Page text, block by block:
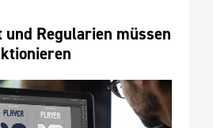
Regularien müssen